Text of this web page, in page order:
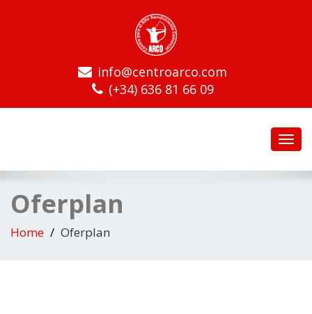
info@centroarco.com
(+34) 636 81 66 09
Oferplan
Home Oferplan